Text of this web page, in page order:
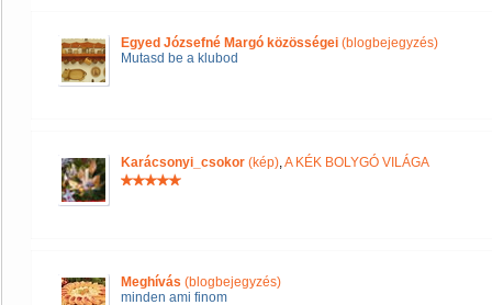
Egyed Józsefné Margó közösségei (blogbejegyzés)
Mutasd be a klubod
Karácsonyi_csokor (kép),A KÉK BOLYGÓ VILÁGA
Meghívás (blogbejegyzés)
minden ami finom